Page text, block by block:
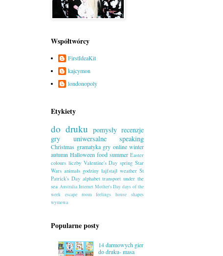
Współtwórcy
FirstIdeaKit
kajcymon
londonopoly
Etykiety
do druku pomysły recenzje
gry uniwersalne
speaking
Christmas gramatyka gry online winter
autumn Halloween food summer Easter
colours liczby Valentine's Day spring Star
Wars animals godziny lajfstajl weather St
Patrick's Day alphabet transport under the
sea Australia Internet Mother's Day days of the
week
escape room feelings house
shapes
wymowa
Popularne posty
14 darmowych gier
do druku- masa